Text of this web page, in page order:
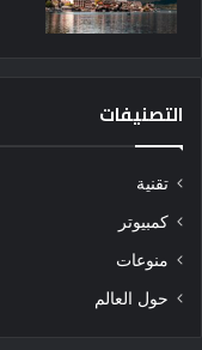
التصنيفات
تقنية
كمبيوتر
منوعات
حول العالم